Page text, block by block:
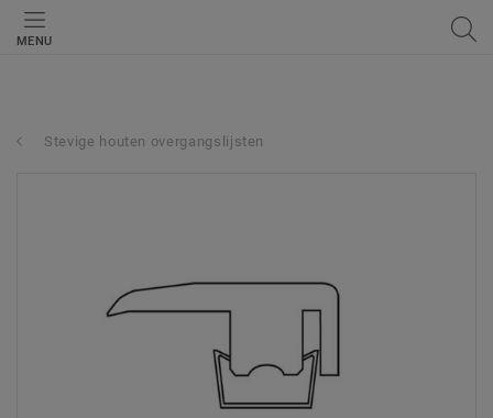
MENU
Stevige houten overgangslijsten